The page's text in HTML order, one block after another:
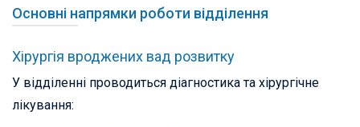
Основні напрямки роботи відділення
Хірургія вроджених вад розвитку
У відділенні проводиться діагностика та хірургічне
лікування: